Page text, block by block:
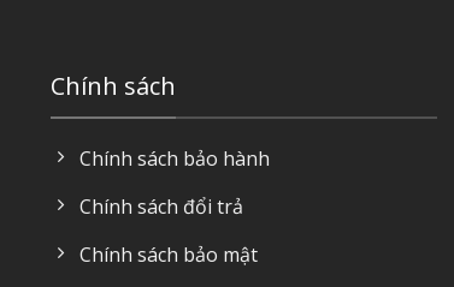
Chính sách
Chính sách bảo hành
Chính sách đổi trả
Chính sách bảo mật